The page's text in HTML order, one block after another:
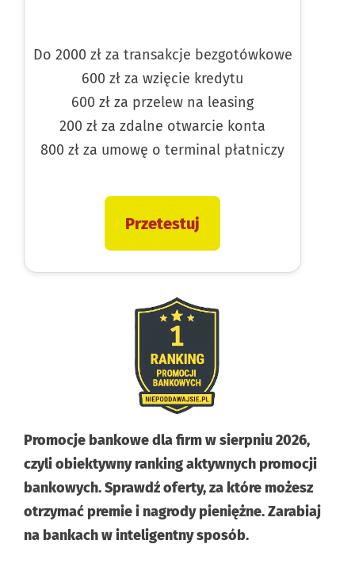
Do 2000 zł za transakcje bezgotówkowe
600 zł za wzięcie kredytu
600 zł za przelew na leasing
200 zł za zdalne otwarcie konta
800 zł za umowę o terminal płatniczy
Przetestuj
Promocje bankowe dla firm w sierpniu 2026,
czyli obiektywny ranking aktywnych promocji
bankowych. Sprawdź oferty, za które możesz
otrzymać premie i nagrody pieniężne. Zarabiaj
na bankach w inteligentny sposób.